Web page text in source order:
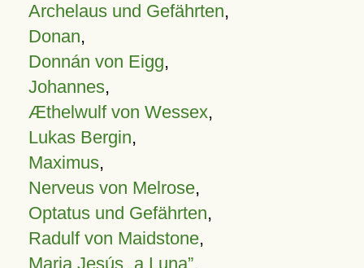
Archelaus und Gefährten,
Donan,
Donnán von Eigg,
Johannes,
Æthelwulf von Wessex,
Lukas Bergin,
Maximus,
Nerveus von Melrose,
Optatus und Gefährten,
Radulf von Maidstone,
Maria Jesús „a Luna”,